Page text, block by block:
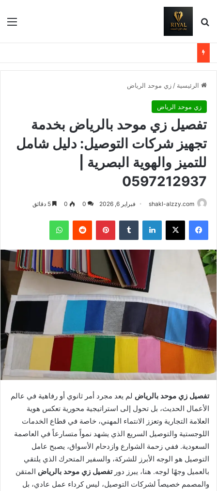
بحث عن
الرئيسية / زي موحد الرياض
زي موحد الرياض
تفصيل زي موحد بالرياض بخدمة
تجهيز شركات التوصيل: دليل شامل
للتميز والهوية البصرية |
0597212937
shakl-alzzy.com فبراير 6, 2026 0
0
فيسبوك X لينكدإن بينتيريست واتساب
تفصيل زي موحد بالرياض لم يعد مجرد أمر ثانوي أو رفاهية في عالم
الأعمال الحديث، بل تحول إلى استراتيجية محورية تعكس هوية
العلامة التجارية وتعزز الانتماء المهني، خاصة في قطاع الخدمات
اللوجستية والتوصيل السريع الذي يشهد نمواً متسارعاً في العاصمة
السعودية. ففي زحمة الشوارع وازدحام الأسواق، يصبح عامل
التوصيل هو الوجه الأبرز للشركة، والسفير المتحرك الذي يلتقي
بالعميل وجهًا لوجه. هنا، يبرز دورتفصيل زي موحد بالرياض المتقن
والمصمم خصيصاً لشركات التوصيل، ليس كرداء عمل عادي، بل